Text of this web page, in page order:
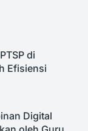
di
Efisiensi
Digital